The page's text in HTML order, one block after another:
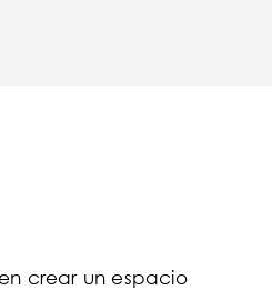
crear un espacio